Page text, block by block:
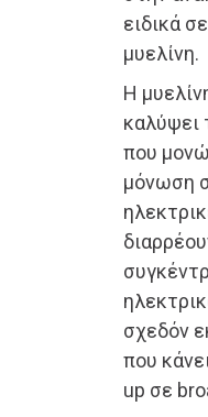
ειδικά
μυελίνη.
Η
καλύψει
που
μόνωση
σχεδόν
που
up σε